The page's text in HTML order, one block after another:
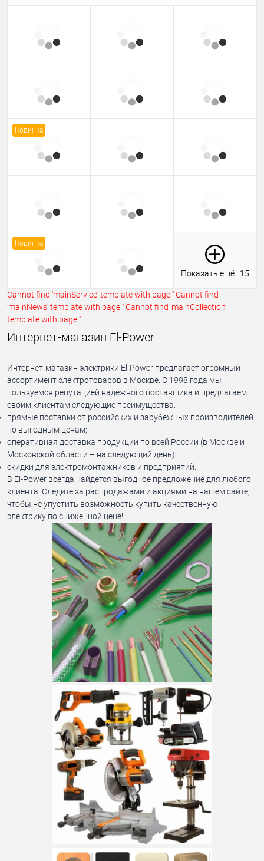
Новинка
Новинка
Показать ещё 15
Cannot find 'mainService' template with page ''Cannot find
'mainNews' template with page ''Cannot find 'mainCollection'
template with page ''
Интернет-магазин El-Power
Интернет-магазин электрики El-Power предлагает огромный
ассортимент электротоваров в Москве. С 1998 года мы
пользуемся репутацией надежного поставщика и предлагаем
своим клиентам следующие преимущества:
прямые поставки от российских и зарубежных производителей
по выгодным ценам;
оперативная доставка продукции по всей России (в Москве и
Московской области – на следующий день);
скидки для электромонтажников и предприятий.
В El-Power всегда найдется выгодное предложение для любого
клиента. Следите за распродажами и акциями на нашем сайте,
чтобы не упустить возможность купить качественную
электрику по сниженной цене!